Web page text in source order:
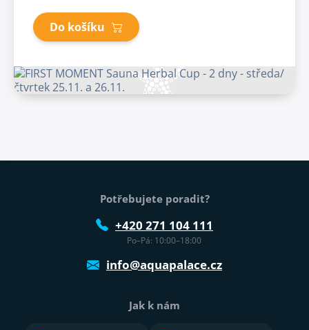
Do košíku
Patička webu
Potřebujete poradit?
+420 271 104 111
Po–Pá: 10:00–18:00
info@aquapalace.cz
Jak k nám